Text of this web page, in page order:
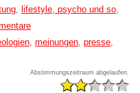
lifestyle, psycho und so
meinungen presse
Abstimmungszeitraum abgelaufen.